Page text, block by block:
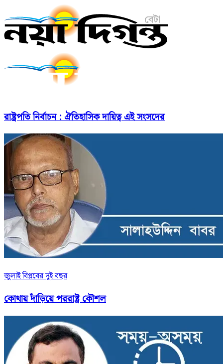
রাষ্ট্রপতি নির্বাচন : ঐতিহাসিক দায়িত্ব এই সংসদের
জুলাই বিপ্লবের দুই বছর
কোথায় দাঁড়িয়ে পররাষ্ট্র কৌশল